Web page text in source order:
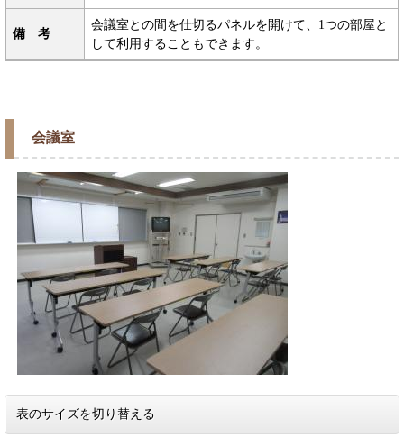
備 考
会議室との間を仕切るパネルを開けて、1つの部屋と
して利用することもできます。
会議室
表のサイズを切り替える